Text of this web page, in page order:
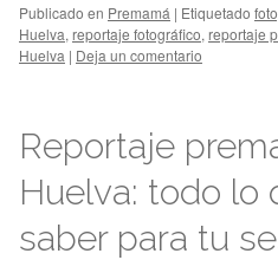
Publicado en Premamá | Etiquetado
Huelva, reportaje fotográfico, reportaje
Huelva | Deja un comentario
Reportaje
Huelva: todo lo
saber para tu